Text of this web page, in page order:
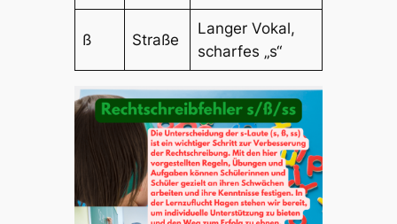
ß Straße
Langer Vokal,
scharfes „s“